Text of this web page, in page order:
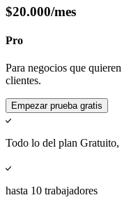
$20.000/mes
Pro
Para negocios que
clientes.
Empezar prueba gratis
Todo lo del plan Gratuito,
hasta 10 trabajadores